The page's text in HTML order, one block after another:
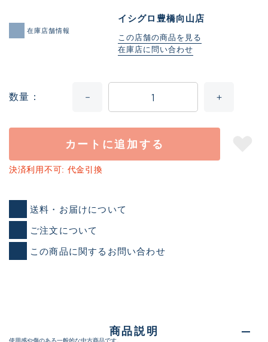
在庫店舗情報
イシグロ豊橋向山店
この店舗の商品を見る
在庫店に問い合わせ
数量
カートに追加する
決済利用不可: 代金引換
送料・お届けについて
ご注文について
この商品に関するお問い合わせ
商品説明